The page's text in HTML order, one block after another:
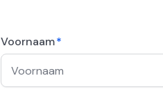
Voornaam*